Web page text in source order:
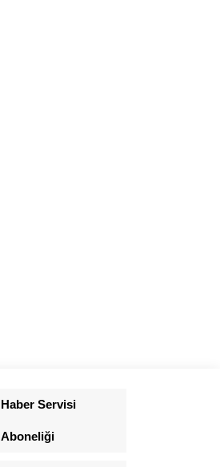
Haber Servisi
Aboneliği